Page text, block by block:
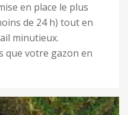
en place le plus
de 24 h) tout en
minutieux.
que votre gazon en